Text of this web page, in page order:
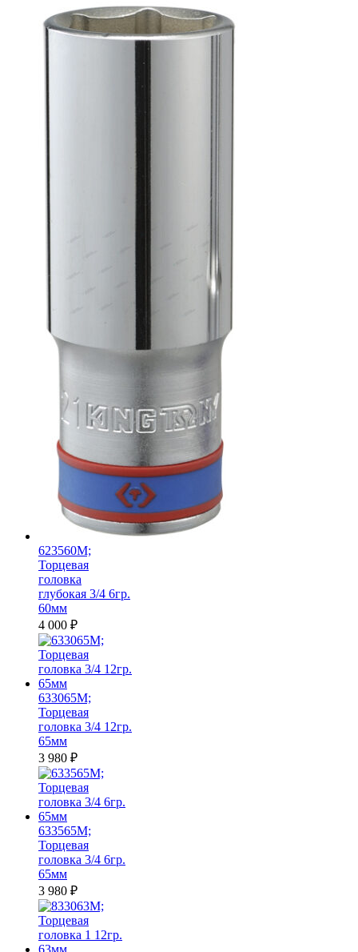
623560M;
Торцевая
головка
глубокая 3/4 6гр.
60мм
4 000 ₽
633065M;
Торцевая
головка 3/4 12гр.
65мм
3 980 ₽
633565M;
Торцевая
головка 3/4 6гр.
65мм
3 980 ₽